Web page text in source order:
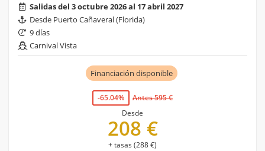
Salidas del 3 octubre 2026 al 17 abril 2027
Desde Puerto Cañaveral (Florida)
9 días
Carnival Vista
Financiación disponible
-65.04%
Antes 595 €
Desde
208 €
+ tasas (288 €)